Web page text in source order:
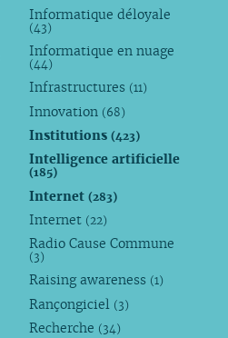
Informatique déloyale
(43)
Informatique en nuage
(44)
Infrastructures (11)
Innovation (68)
Institutions(423)
Intelligence artificielle
(185)
Internet(283)
Internet (22)
Radio Cause Commune
(3)
Raising awareness (1)
Rançongiciel (3)
Recherche (34)